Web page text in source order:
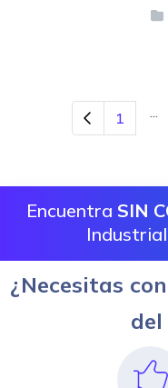
1
Encuentra SIN
¿Necesitas